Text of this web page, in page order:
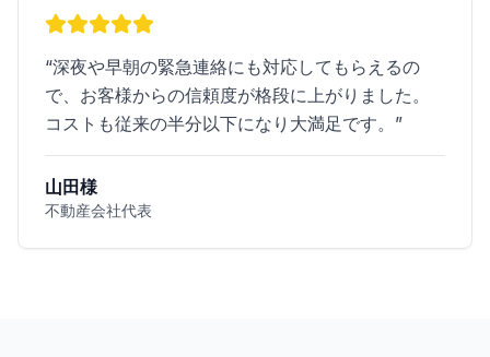
“深夜や早朝の緊急連絡にも対応してもらえるの
で、お客様からの信頼度が格段に上がりました。
コストも従来の半分以下になり大満足です。 ”
山田様
不動産会社代表